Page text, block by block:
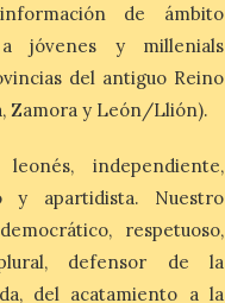
de ámbito
jóvenes y millenials
del antiguo Reino
Zamora y León/Llión).
independiente,
y apartidista. Nuestro
respetuoso,
defensor de la
del acatamiento a la